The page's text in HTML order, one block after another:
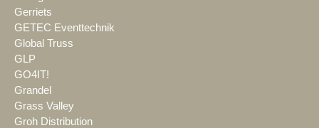
Gerriets
GETEC Eventtechnik
Global Truss
GLP
GO4IT!
Grandel
Grass Valley
Groh Distribution